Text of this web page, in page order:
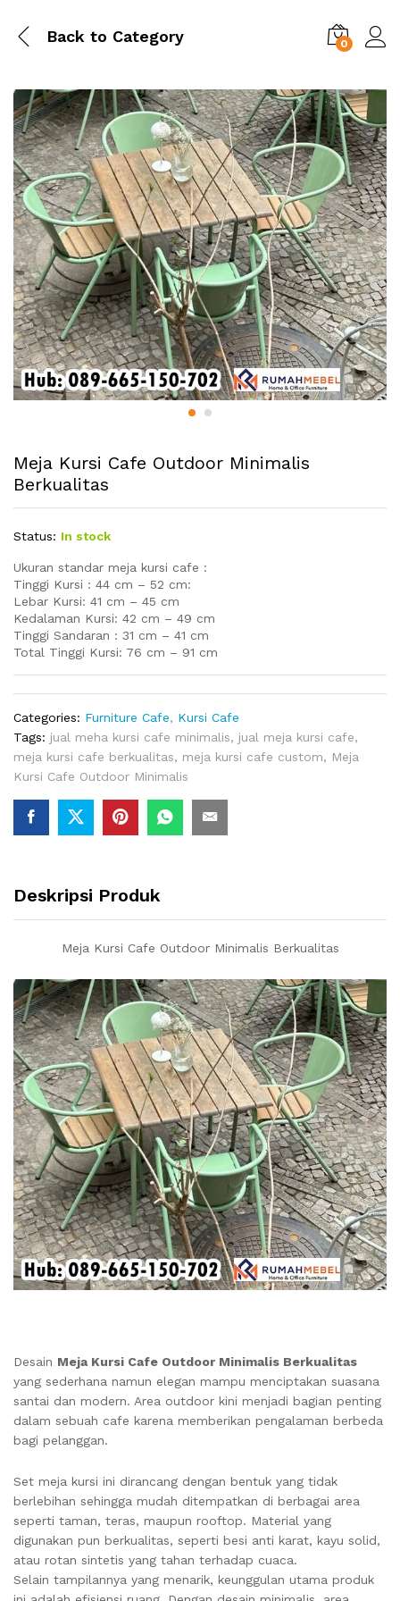
Back to Category 0
Meja Kursi Cafe Outdoor Minimalis
Berkualitas
Status: In stock
Ukuran standar meja kursi cafe :
Tinggi Kursi : 44 cm – 52 cm:
Lebar Kursi: 41 cm – 45 cm
Kedalaman Kursi: 42 cm – 49 cm
Tinggi Sandaran : 31 cm – 41 cm
Total Tinggi Kursi: 76 cm – 91 cm
Categories: Furniture Cafe, Kursi Cafe
Tags: jual meha kursi cafe minimalis, jual meja kursi cafe,
meja kursi cafe berkualitas, meja kursi cafe custom, Meja
Kursi Cafe Outdoor Minimalis
Deskripsi Produk
Meja Kursi Cafe Outdoor Minimalis Berkualitas
Desain Meja Kursi Cafe Outdoor Minimalis Berkualitas
yang sederhana namun elegan mampu menciptakan suasana
santai dan modern. Area outdoor kini menjadi bagian penting
dalam sebuah cafe karena memberikan pengalaman berbeda
bagi pelanggan.
Set meja kursi ini dirancang dengan bentuk yang tidak
berlebihan sehingga mudah ditempatkan di berbagai area
seperti taman, teras, maupun rooftop. Material yang
digunakan pun berkualitas, seperti besi anti karat, kayu solid,
atau rotan sintetis yang tahan terhadap cuaca.
Selain tampilannya yang menarik, keunggulan utama produk